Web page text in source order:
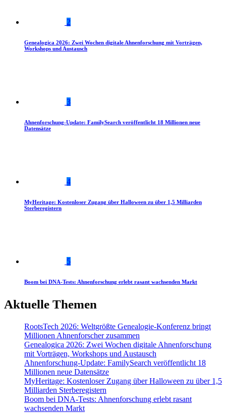
2
Genealogica 2026: Zwei Wochen digitale Ahnenforschung mit Vorträgen,
Workshops und Austausch
3
Ahnenforschung-Update: FamilySearch veröffentlicht 18 Millionen neue
Datensätze
4
MyHeritage: Kostenloser Zugang über Halloween zu über 1,5 Milliarden
Sterberegistern
5
Boom bei DNA-Tests: Ahnenforschung erlebt rasant wachsenden Markt
Aktuelle Themen
RootsTech 2026: Weltgrößte Genealogie-Konferenz bringt
Millionen Ahnenforscher zusammen
Genealogica 2026: Zwei Wochen digitale Ahnenforschung
mit Vorträgen, Workshops und Austausch
Ahnenforschung-Update: FamilySearch veröffentlicht 18
Millionen neue Datensätze
MyHeritage: Kostenloser Zugang über Halloween zu über 1,5
Milliarden Sterberegistern
Boom bei DNA-Tests: Ahnenforschung erlebt rasant
wachsenden Markt